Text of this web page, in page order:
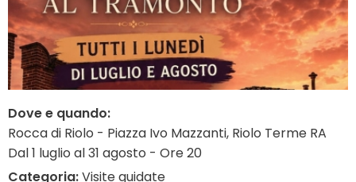
Dove e quando:
Rocca di Riolo - Piazza Ivo Mazzanti, Riolo Terme RA
Dal 1 luglio al 31 agosto - Ore 20
Categoria:Visite guidate